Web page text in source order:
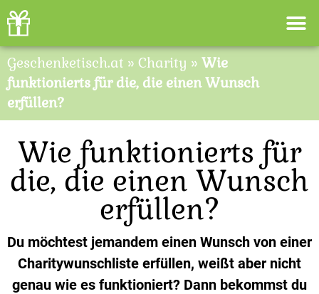
Geschenketisch.at » Charity » Wie
funktionierts für die, die einen Wunsch
erfüllen?
Wie funktionierts für
die, die einen Wunsch
erfüllen?
Du möchtest jemandem einen Wunsch von einer
Charitywunschliste erfüllen, weißt aber nicht
genau wie es funktioniert? Dann bekommst du